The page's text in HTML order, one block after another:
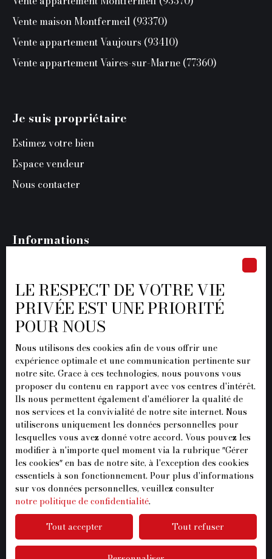
Vente maison Montfermeil (93370)
Vente appartement Vaujours (93410)
Vente appartement Vaires-sur-Marne (77360)
Je suis propriétaire
Estimez votre bien
Espace vendeur
Nous contacter
Informations
Nos honoraires
Mentions légales
Politique de confidentialité
Plan du site
Gérer les cookies
Propulsé par
+33 1 87 07 96 37
20 Rue de l'Ormeteau
77500 Chelles
LE RESPECT DE VOTRE VIE
PRIVÉE EST UNE PRIORITÉ
POUR NOUS
Nous utilisons des cookies afin de vous offrir une
expérience optimale et une communication pertinente sur
notre site. Grace à ces technologies, nous pouvons vous
proposer du contenu en rapport avec vos centres d'intérêt.
Ils nous permettent également d'améliorer la qualité de
nos services et la convivialité de notre site internet. Nous
utiliserons uniquement les données personnelles pour
lesquelles vous avez donné votre accord. Vous pouvez les
modifier à n'importe quel moment via la rubrique ″Gérer
les cookies″ en bas de notre site, à l'exception des cookies
essentiels à son fonctionnement. Pour plus d'informations
sur vos données personnelles, veuillez consulter
notre politique de confidentialité.
Tout accepter
Tout refuser